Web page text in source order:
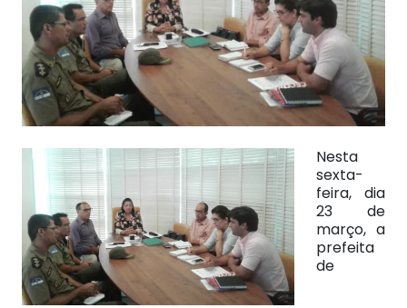
Nesta
sexta-
feira, dia
23 de
março, a
prefeita
de